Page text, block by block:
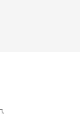
התקנה קלה: קל משקל אך חזק, ניתן להרכיב את הפאנלים במהירות, וחוסך זמן באתר.